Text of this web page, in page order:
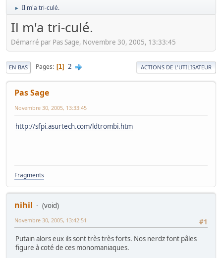
► Il m'a tri-culé.
Il m'a tri-culé.
Démarré par Pas Sage, Novembre 30, 2005, 13:33:45
EN BAS Pages 1 2 ACTIONS DE L'UTILISATEUR
Pas Sage
Novembre 30, 2005, 13:33:45
http://sfpi.asurtech.com/ldtrombi.htm
Fragments
nihil
(void)
#1
Novembre 30, 2005, 13:42:51
Putain alors eux ils sont très très forts. Nos nerdz font pâles
figure à coté de ces monomaniaques.